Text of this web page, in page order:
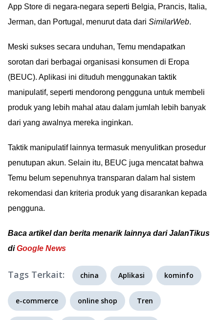
App Store di negara-negara seperti Belgia, Prancis, Italia,
Jerman, dan Portugal, menurut data dari SimilarWeb.
Meski sukses secara unduhan, Temu mendapatkan
sorotan dari berbagai organisasi konsumen di Eropa
(BEUC). Aplikasi ini dituduh menggunakan taktik
manipulatif, seperti mendorong pengguna untuk membeli
produk yang lebih mahal atau dalam jumlah lebih banyak
dari yang awalnya mereka inginkan.
Taktik manipulatif lainnya termasuk menyulitkan prosedur
penutupan akun. Selain itu, BEUC juga mencatat bahwa
Temu belum sepenuhnya transparan dalam hal sistem
rekomendasi dan kriteria produk yang disarankan kepada
pengguna.
Baca artikel dan berita menarik lainnya dari JalanTikus
diGoogle News
Tags Terkait: china Aplikasi kominfo
e-commerce online shop Tren